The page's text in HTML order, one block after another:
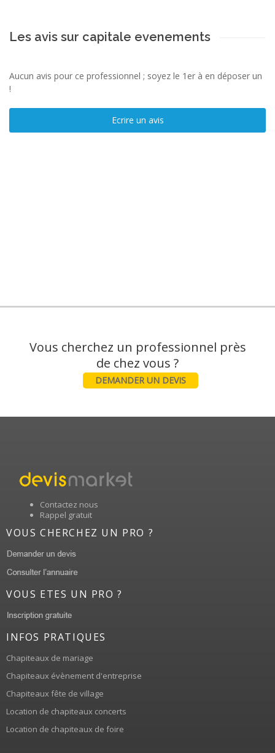
Les avis sur capitale evenements
Aucun avis pour ce professionnel ; soyez le 1er à en déposer un
!
Ecrire un avis
Vous cherchez un professionnel près
DEMANDER UN DEVIS
Contactez nous
Rappel gratuit
VOUS CHERCHEZ UN PRO ?
VOUS ETES UN PRO ?
INFOS PRATIQUES
Chapiteaux de mariage
Chapiteaux évènement d'entreprise
Chapiteaux fête de village
Location de chapiteaux concerts
Location de chapiteaux de foire